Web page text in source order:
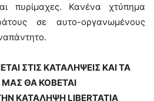
πυρίμαχες. Κανένα χτύπημα
σε αυτο-οργανωμένους
ΣΤΙΣ ΚΑΤΑΛΗΨΕΙΣ ΚΑΙ ΤΑ
ΜΑΣ ΘΑ ΚΟΒΕΤΑΙ
ΚΑΤΑΛΗΨΗ LIBERTATIA